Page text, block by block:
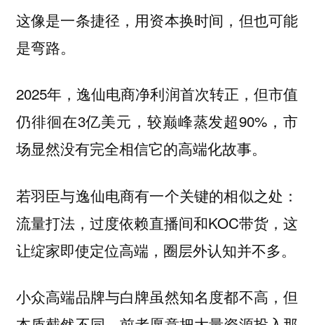
这像是一条捷径，用资本换时间，但也可能
是弯路。
2025年，逸仙电商净利润首次转正，但市值
仍徘徊在3亿美元，较巅峰蒸发超90%，市
场显然没有完全相信它的高端化故事。
若羽臣与逸仙电商有一个关键的相似之处：
流量打法，过度依赖直播间和KOC带货，这
让绽家即使定位高端，圈层外认知并不多。
小众高端品牌与白牌虽然知名度都不高，但